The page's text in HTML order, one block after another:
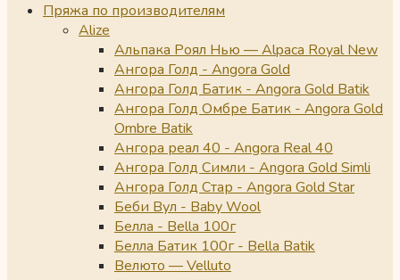
Пряжа по производителям
Alize
Альпака Роял Нью — Alpaca Royal New
Ангора Голд - Angora Gold
Ангора Голд Батик - Angora Gold Batik
Ангора Голд Омбре Батик - Angora Gold
Ombre Batik
Ангора реал 40 - Angora Real 40
Ангора Голд Симли - Angora Gold Simli
Ангора Голд Стар - Angora Gold Star
Беби Вул - Baby Wool
Белла - Bella 100г
Белла Батик 100г - Bella Batik
Велюто — Velluto